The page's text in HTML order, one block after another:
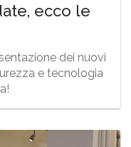
ecco le
dei nuovi
e tecnologia